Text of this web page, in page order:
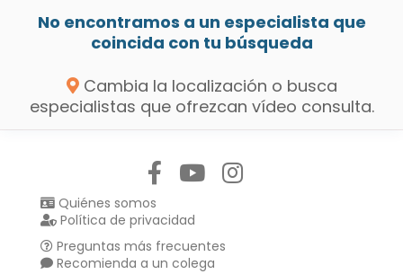
No encontramos a un especialista que
coincida con tu búsqueda
Cambia la localización o busca
especialistas que ofrezcan vídeo consulta.
Quiénes somos
Política de privacidad
Preguntas más frecuentes
Recomienda a un colega